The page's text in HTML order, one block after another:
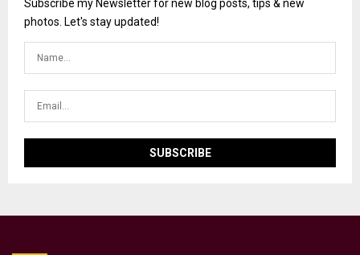
Subscribe my Newsletter for new blog posts, tips & new
photos. Let's stay updated!